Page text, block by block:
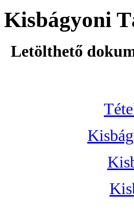
Kisbágyoni
Letölthető